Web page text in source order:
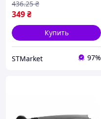
349₴
436.25 ₴
Купить
STMarket 97%